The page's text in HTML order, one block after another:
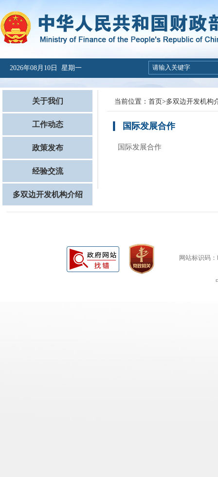
2026年08月10日 星期一
关于我们
工作动态
政策发布
经验交流
多双边开发机构介绍
当前位置： 首页>多双边开发机构
国际发展合作
国际发展合作
网站标识码